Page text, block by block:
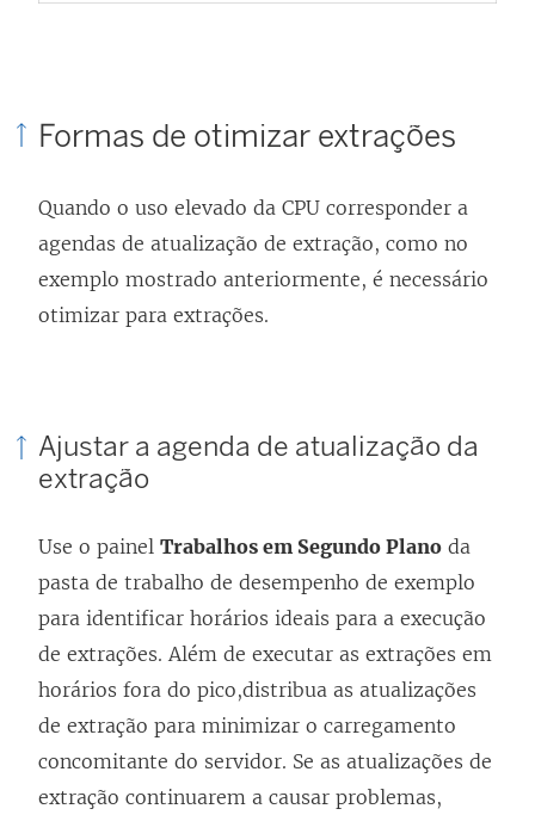
Formas de otimizar extrações
Quando o uso elevado da CPU corresponder a
agendas de atualização de extração, como no
exemplo mostrado anteriormente, é necessário
otimizar para extrações.
Ajustar a agenda de atualização da
extração
Use o painel Trabalhos em Segundo Plano da
pasta de trabalho de desempenho de exemplo
para identificar horários ideais para a execução
de extrações. Além de executar as extrações em
horários fora do pico,distribua as atualizações
de extração para minimizar o carregamento
concomitante do servidor. Se as atualizações de
extração continuarem a causar problemas,